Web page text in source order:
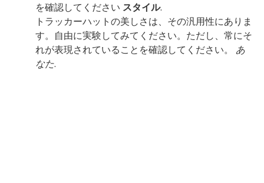
を確認してください スタイル.
トラッカーハットの美しさは、その汎用性にありま
す。自由に実験してみてください。ただし、常にそ
れが表現されていることを確認してください。 あ
なた.